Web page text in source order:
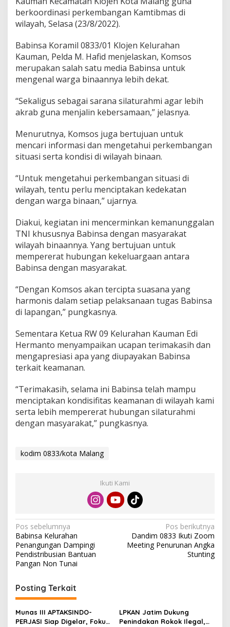
o
r
a
i
l
0
8
3
/
0
1
l
o
j
e
L
a
k
n
a
k
a
n
K
m
s
o
berkoordinasi perkembangan Kamtibmas di
wilayah, Selasa (23/8/2022).
Babinsa Koramil 0833/01 Klojen Kelurahan
Kauman, Pelda M. Hafid menjelaskan, Komsos
merupakan salah satu media Babinsa untuk
mengenal warga binaannya lebih dekat.
“Sekaligus sebagai sarana silaturahmi agar lebih
akrab guna menjalin kebersamaan,” jelasnya.
Menurutnya, Komsos juga bertujuan untuk
mencari informasi dan mengetahui perkembangan
situasi serta kondisi di wilayah binaan.
“Untuk mengetahui perkembangan situasi di
wilayah, tentu perlu menciptakan kedekatan
dengan warga binaan,” ujarnya.
Diakui, kegiatan ini mencerminkan kemanunggalan
TNI khususnya Babinsa dengan masyarakat
wilayah binaannya. Yang bertujuan untuk
mempererat hubungan kekeluargaan antara
Babinsa dengan masyarakat.
“Dengan Komsos akan tercipta suasana yang
harmonis dalam setiap pelaksanaan tugas Babinsa
di lapangan,” pungkasnya.
Sementara Ketua RW 09 Kelurahan Kauman Edi
Hermanto menyampaikan ucapan terimakasih dan
mengapresiasi apa yang diupayakan Babinsa
terkait keamanan.
“Terimakasih, selama ini Babinsa telah mampu
menciptakan kondisifitas keamanan di wilayah kami
serta lebih mempererat hubungan silaturahmi
dengan masyarakat,” pungkasnya.
kodim 0833/kota Malang
Ikuti Kami
N
a
v
i
g
a
s
Pos sebelumnya
Babinsa Kelurahan
Penangungan Dampingi
Pendistribusian Bantuan
Pangan Non Tunai
Pos berikutnya
Dandim 0833 Ikuti Zoom
Meeting Penurunan Angka
Stunting
Posting Terkait
Munas III APTAKSINDO-
PERJASI Siap Digelar, Fokus
LPKAN Jatim Dukung
Penindakan Rokok Ilegal,